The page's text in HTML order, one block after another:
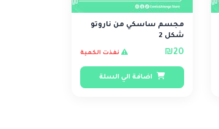
مجسم ساسكي من ناروتو
شكل 2
₪20 نفذت الكمية
اضافة الي السلة